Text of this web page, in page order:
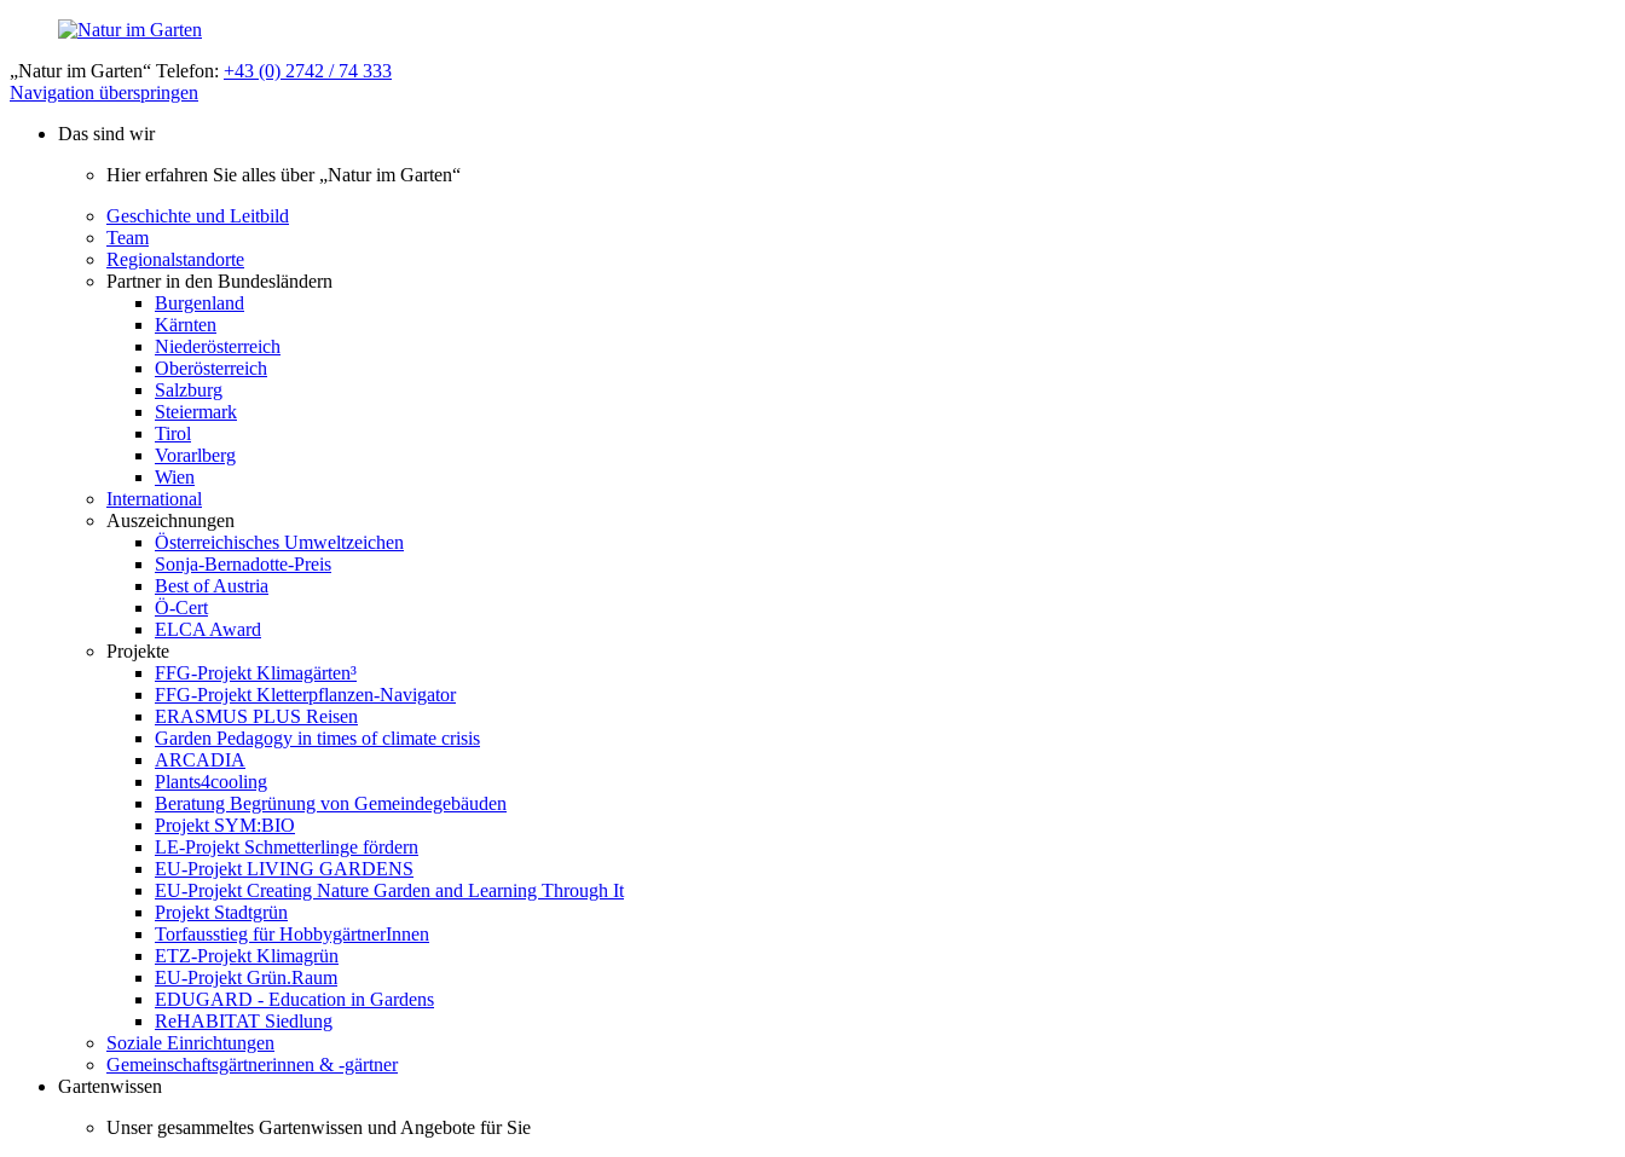
„Natur im Garten“ Telefon: +43 (0) 2742 / 74 333
Navigation überspringen
Das sind wir
Hier erfahren Sie alles über „Natur im Garten“
Geschichte und Leitbild
Team
Regionalstandorte
Partner in den Bundesländern
Burgenland
Kärnten
Niederösterreich
Oberösterreich
Salzburg
Steiermark
Tirol
Vorarlberg
Wien
International
Auszeichnungen
Österreichisches Umweltzeichen
Sonja-Bernadotte-Preis
Best of Austria
Ö-Cert
ELCA Award
Projekte
FFG-Projekt Klimagärten³
FFG-Projekt Kletterpflanzen-Navigator
ERASMUS PLUS Reisen
Garden Pedagogy in times of climate crisis
ARCADIA
Plants4cooling
Beratung Begrünung von Gemeindegebäuden
Projekt SYM:BIO
LE-Projekt Schmetterlinge fördern
EU-Projekt LIVING GARDENS
EU-Projekt Creating Nature Garden and Learning Through It
Projekt Stadtgrün
Torfausstieg für HobbygärtnerInnen
ETZ-Projekt Klimagrün
EU-Projekt Grün.Raum
EDUGARD - Education in Gardens
ReHABITAT Siedlung
Soziale Einrichtungen
Gemeinschaftsgärtnerinnen & -gärtner
Gartenwissen
Unser gesammeltes Gartenwissen und Angebote für Sie